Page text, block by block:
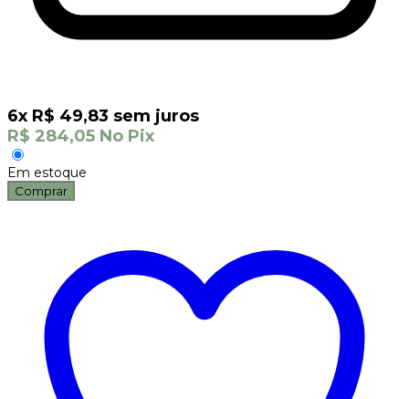
6x R$ 49,83 sem juros
R$ 284,05 No Pix
Em estoque
Comprar